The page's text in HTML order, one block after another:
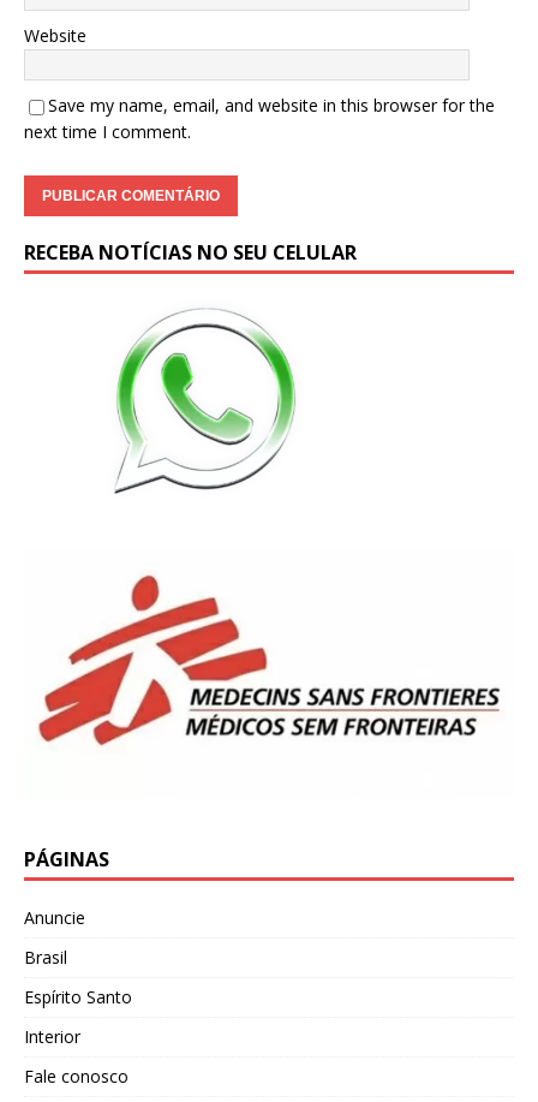
Website
Save my name, email, and website in this browser for the
next time I comment.
RECEBA NOTÍCIAS NO SEU CELULAR
PÁGINAS
Anuncie
Brasil
Espírito Santo
Interior
Fale conosco